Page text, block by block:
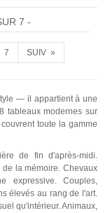
7 -
7 SUIV »
— il appartient à une
tableaux modernes sur
toute la gamme
de fin d'après-midi.
la mémoire. Chevaux
expressive. Couples,
élevés au rang de l'art.
qu'intérieur. Animaux,